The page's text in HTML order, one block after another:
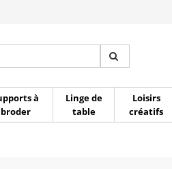
à
broder
Linge de
table
Loisirs
créatifs